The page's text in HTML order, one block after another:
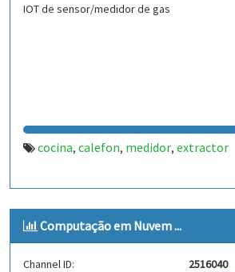
IOT de sensor/medidor de gas
cocina, calefon, medidor, extractor
Computação em Nuvem ...
Channel ID:
2516040